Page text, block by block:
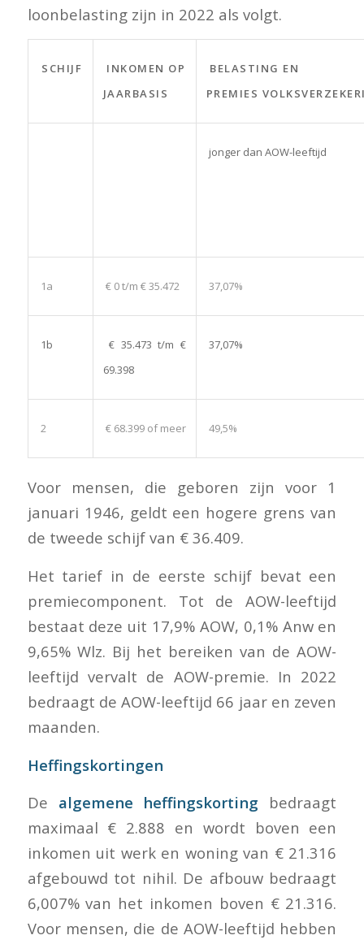
loonbelasting zijn in 2022 als volgt.
SCHIJF
INKOMEN OP
JAARBASIS
BELASTING EN
PREMIES
jonger dan AOW-leeftijd
1a € 0 t/m € 35.472 37,07%
1b
€ 35.473 t/m €
69.398
37,07%
2 € 68.399 of meer 49,5%
Voor mensen, die geboren zijn voor 1
januari 1946, geldt een hogere grens van
de tweede schijf van € 36.409.
Het tarief in de eerste schijf bevat een
premiecomponent. Tot de AOW-leeftijd
bestaat deze uit 17,9% AOW, 0,1% Anw en
9,65% Wlz. Bij het bereiken van de AOW-
leeftijd vervalt de AOW-premie. In 2022
bedraagt de AOW-leeftijd 66 jaar en zeven
maanden.
Heffingskortingen
De algemene heffingskorting bedraagt
maximaal € 2.888 en wordt boven een
inkomen uit werk en woning van € 21.316
afgebouwd tot nihil. De afbouw bedraagt
6,007% van het inkomen boven € 21.316.
Voor mensen, die de AOW-leeftijd hebben